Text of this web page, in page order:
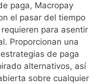
paga, Macropay
el pasar del tiempo
para asentir
Proporcionan una
de paga
alternativos, así
sobre cualquier